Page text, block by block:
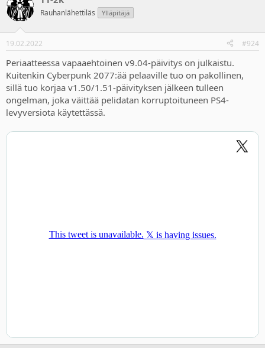
Rauhanlähettiläs Ylläpitäjä
19.02.2022 #924
Periaatteessa vapaaehtoinen v9.04-päivitys on julkaistu.
Kuitenkin Cyberpunk 2077:ää pelaaville tuo on pakollinen,
sillä tuo korjaa v1.50/1.51-päivityksen jälkeen tulleen
ongelman, joka väittää pelidatan korruptoituneen PS4-
levyversiota käytettässä.